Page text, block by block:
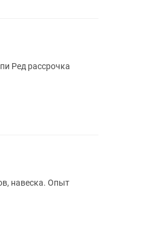
навеска. Опыт